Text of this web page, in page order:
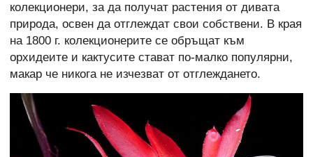
колекционери, за да получат растения от дивата
природа, освен да отглеждат свои собствени. В края
на 1800 г. колекционерите се обръщат към
орхидеите и кактусите стават по-малко популярни,
макар че никога не изчезват от отглеждането.